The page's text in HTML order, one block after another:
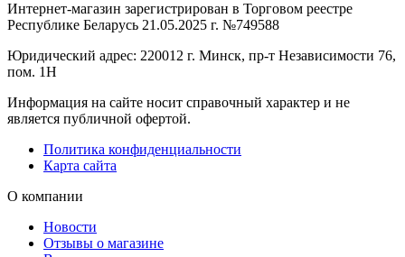
Интернет-магазин зарегистрирован в Торговом реестре
Республике Беларусь 21.05.2025 г. №749588
Юридический адрес: 220012 г. Минск, пр-т Независимости 76,
пом. 1Н
Информация на сайте носит справочный характер и не
является публичной офертой.
Политика конфиденциальности
Карта сайта
О компании
Новости
Отзывы о магазине